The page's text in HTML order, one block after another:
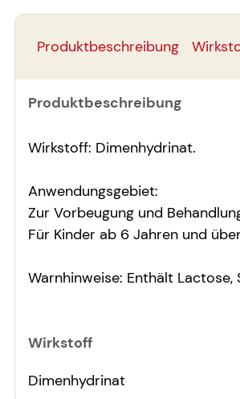
Produktbeschreibung
Produktbeschreibung
Wirkstoff: Dimenhydrinat.
Anwendungsgebiet:
Zur Vorbeugung und
Für Kinder ab 6 Jahren und
Warnhinweise: Enthält Lactose,
Wirkstoff
Dimenhydrinat